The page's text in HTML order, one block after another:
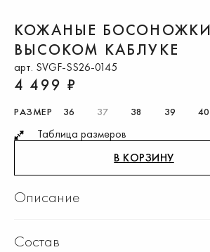
КОЖАНЫЕ
ВЫСОКОМ КАБЛУКЕ
арт. SVGF-SS26-0145
4 499 ₽
РАЗМЕР 36 37 38 39 40
Таблица размеров
В КОРЗИНУ
Описание
Состав